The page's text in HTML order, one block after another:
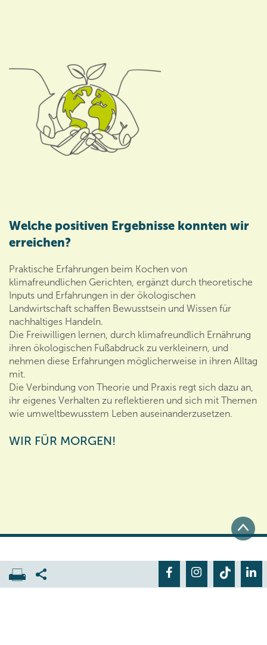
Welche positiven Ergebnisse konnten wir
erreichen?
Praktische Erfahrungen beim Kochen von
klimafreundlichen Gerichten, ergänzt durch theoretische
Inputs und Erfahrungen in der ökologischen
Landwirtschaft schaffen Bewusstsein und Wissen für
nachhaltiges Handeln.
Die Freiwilligen lernen, durch klimafreundlich Ernährung
ihren ökologischen Fußabdruck zu verkleinern, und
nehmen diese Erfahrungen möglicherweise in ihren Alltag
mit.
Die Verbindung von Theorie und Praxis regt sich dazu an,
ihr eigenes Verhalten zu reflektieren und sich mit Themen
wie umweltbewusstem Leben auseinanderzusetzen.
WIR FÜR MORGEN!